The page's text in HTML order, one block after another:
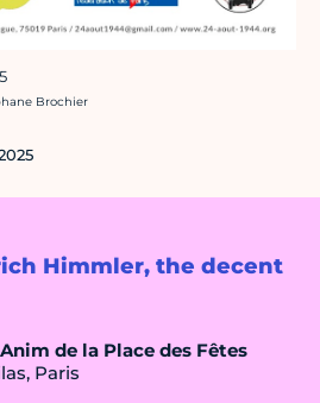
Himmler, the decent
de la Place des Fêtes
Paris
Brochier